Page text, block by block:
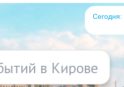
Сегодня:
в Кирове